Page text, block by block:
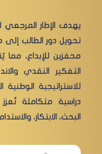
يهدف الإطار
تحويل دور الطالب إلى
محفزين للإبداع، مما
التفكير النقدي
للاستراتيجية
دراسية متكاملة
البحث، الابتكار،